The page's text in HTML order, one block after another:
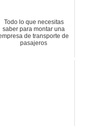
Todo lo que necesitas
saber para montar una
de transporte de
pasajeros